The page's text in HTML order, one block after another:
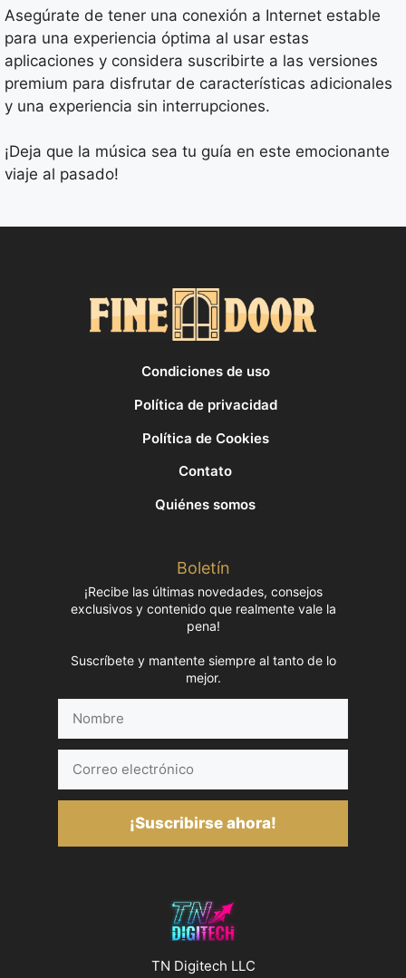
Asegúrate de tener una conexión a Internet estable
para una experiencia óptima al usar estas
aplicaciones y considera suscribirte a las versiones
premium para disfrutar de características adicionales
y una experiencia sin interrupciones.
¡Deja que la música sea tu guía en este emocionante
viaje al pasado!
Condiciones de uso
Política de privacidad
Política de Cookies
Contato
Quiénes somos
Boletín
¡Recibe las últimas novedades, consejos
exclusivos y contenido que realmente vale la
pena!
Suscríbete y mantente siempre al tanto de lo
mejor.
electrónico
¡Suscribirse ahora!
TN Digitech LLC